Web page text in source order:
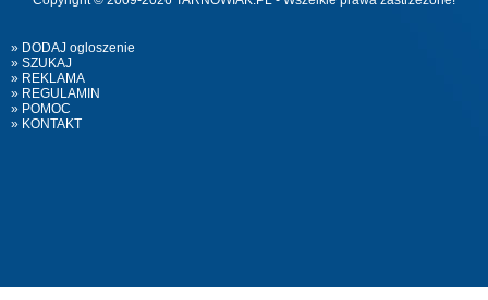
» DODAJ ogloszenie
» SZUKAJ
» REKLAMA
» REGULAMIN
» POMOC
» KONTAKT